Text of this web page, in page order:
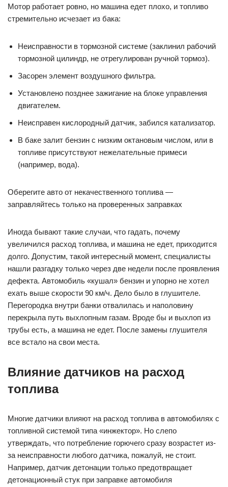
Мотор работает ровно, но машина едет плохо, и топливо
стремительно исчезает из бака:
Неисправности в тормозной системе (заклинил рабочий
тормозной цилиндр, не отрегулирован ручной тормоз).
Засорен элемент воздушного фильтра.
Установлено позднее зажигание на блоке управления
двигателем.
Неисправен кислородный датчик, забился катализатор.
В баке залит бензин с низким октановым числом, или в
топливе присутствуют нежелательные примеси
(например, вода).
Оберегите авто от некачественного топлива —
заправляйтесь только на проверенных заправках
Иногда бывают такие случаи, что гадать, почему
увеличился расход топлива, и машина не едет, приходится
долго. Допустим, такой интересный момент, специалисты
нашли разгадку только через две недели после проявления
дефекта. Автомобиль «кушал» бензин и упорно не хотел
ехать выше скорости 90 км/ч. Дело было в глушителе.
Перегородка внутри банки отвалилась и наполовину
перекрыла путь выхлопным газам. Вроде бы и выхлоп из
трубы есть, а машина не едет. После замены глушителя
все встало на свои места.
Влияние датчиков на расход
топлива
Многие датчики влияют на расход топлива в автомобилях с
топливной системой типа «инжектор». Но слепо
утверждать, что потребление горючего сразу возрастет из-
за неисправности любого датчика, пожалуй, не стоит.
Например, датчик детонации только предотвращает
детонационный стук при заправке автомобиля